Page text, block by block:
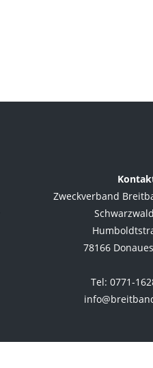
Zweckverband
78166
Tel: 0771-